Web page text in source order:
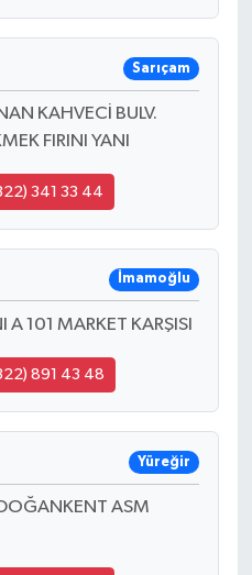
Sarıçam
KAHVECİ BULV.
FIRINI YANI
341 33 44
İmamoğlu
101 MARKET KARŞISI
891 43 48
Yüreğir
ASM